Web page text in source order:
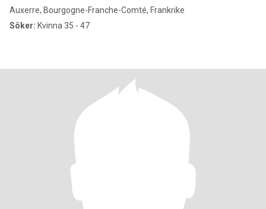
Auxerre, Bourgogne-Franche-Comté, Frankrike
Söker: Kvinna 35 - 47